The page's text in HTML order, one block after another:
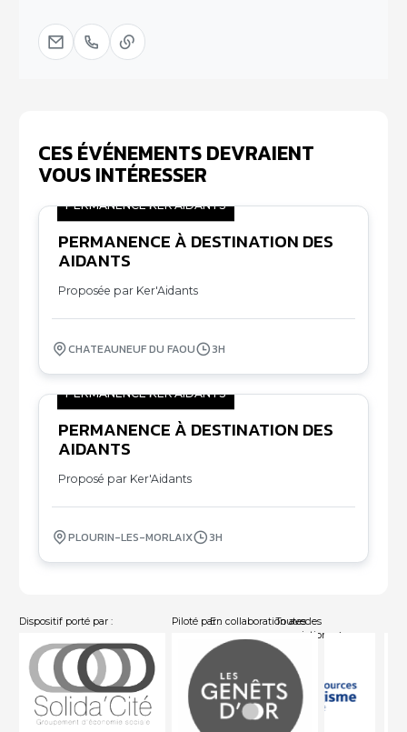
CES ÉVÉNEMENTS DEVRAIENT
VOUS INTÉRESSER
09
10
PERMANENCE KER'AIDANTS
PERMANENCE À DESTINATION DES
AIDANTS
Proposée par Ker'Aidants
CHATEAUNEUF DU FAOU 3H
05
10
PERMANENCE KER'AIDANTS
PERMANENCE À DESTINATION DES
AIDANTS
Proposé par Ker'Aidants
PLOURIN-LES-MORLAIX 3H
Dispositif porté par : Piloté par :En collaboration avec :
Toutes les
associations